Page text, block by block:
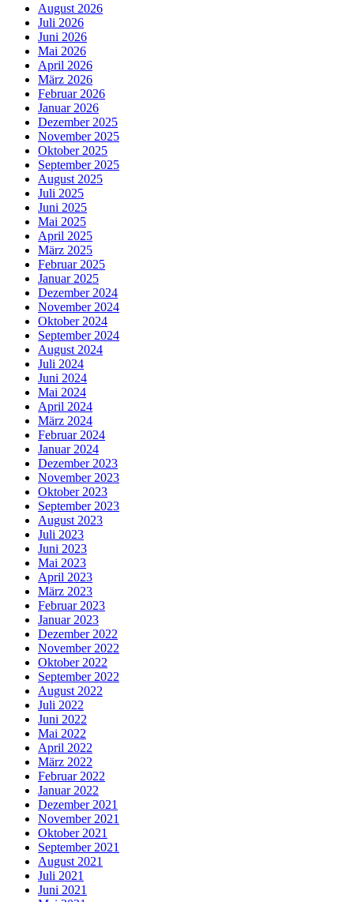
August 2026
Juli 2026
Juni 2026
Mai 2026
April 2026
März 2026
Februar 2026
Januar 2026
Dezember 2025
November 2025
Oktober 2025
September 2025
August 2025
Juli 2025
Juni 2025
Mai 2025
April 2025
März 2025
Februar 2025
Januar 2025
Dezember 2024
November 2024
Oktober 2024
September 2024
August 2024
Juli 2024
Juni 2024
Mai 2024
April 2024
März 2024
Februar 2024
Januar 2024
Dezember 2023
November 2023
Oktober 2023
September 2023
August 2023
Juli 2023
Juni 2023
Mai 2023
April 2023
März 2023
Februar 2023
Januar 2023
Dezember 2022
November 2022
Oktober 2022
September 2022
August 2022
Juli 2022
Juni 2022
Mai 2022
April 2022
März 2022
Februar 2022
Januar 2022
Dezember 2021
November 2021
Oktober 2021
September 2021
August 2021
Juli 2021
Juni 2021